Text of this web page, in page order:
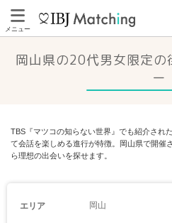
メニュー
岡山県の20代男女限定の
ー
TBS『マツコの知らない世界』でも紹介され
て会話を楽しめる進行が特徴。岡山県で開催
ら理想の出会いを探せます。
エリア 岡山